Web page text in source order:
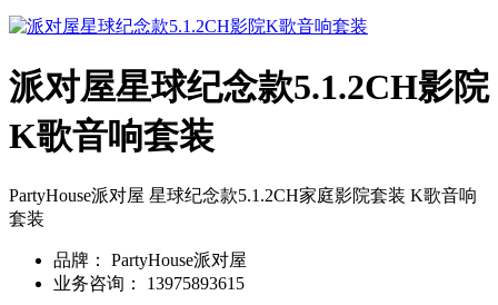
派对屋星球纪念款5.1.2CH影院
K歌音响套装
PartyHouse派对屋 星球纪念款5.1.2CH家庭影院套装 K歌音响
套装
品牌：
PartyHouse派对屋
业务咨询：
13975893615